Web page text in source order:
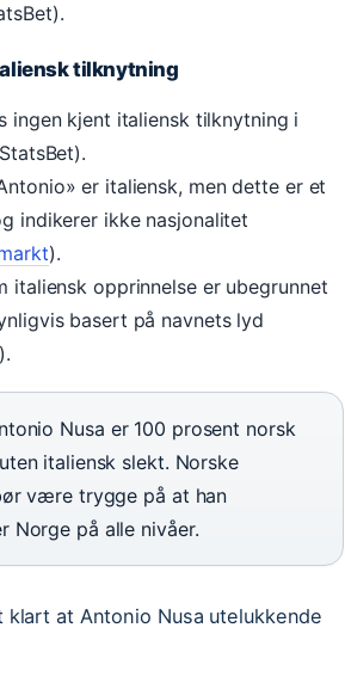
tilknytning
ingen kjent italiensk tilknytning i
er italiensk, men dette er et
indikerer ikke nasjonalitet
).
italiensk opprinnelse er ubegrunnet
basert på navnets lyd
Nusa er 100 prosent norsk
italiensk slekt. Norske
være trygge på at han
Norge på alle nivåer.
klart at Antonio Nusa utelukkende